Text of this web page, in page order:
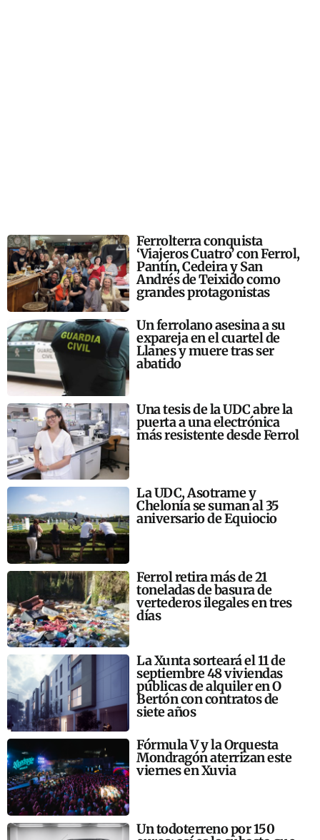
Ferrolterra conquista
‘Viajeros Cuatro’ con Ferrol,
Pantín, Cedeira y San
Andrés de Teixido como
grandes protagonistas
Un ferrolano asesina a su
expareja en el cuartel de
Llanes y muere tras ser
abatido
Una tesis de la UDC abre la
puerta a una electrónica
más resistente desde Ferrol
La UDC, Asotrame y
Chelonia se suman al 35
aniversario de Equiocio
Ferrol retira más de 21
toneladas de basura de
vertederos ilegales en tres
días
La Xunta sorteará el 11 de
septiembre 48 viviendas
públicas de alquiler en O
Bertón con contratos de
siete años
Fórmula V y la Orquesta
Mondragón aterrizan este
viernes en Xuvia
Un todoterreno por 150